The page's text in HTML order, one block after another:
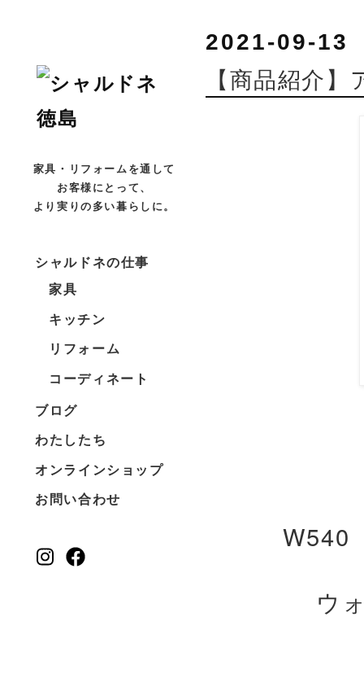
家具・リフォームを通して
お客様にとって、
より実りの多い暮らしに。
シャルドネの仕事
家具
キッチン
リフォーム
コーディネート
ブログ
わたしたち
オンラインショップ
お問い合わせ
2021-09-13
【商品紹介
W540
ウ